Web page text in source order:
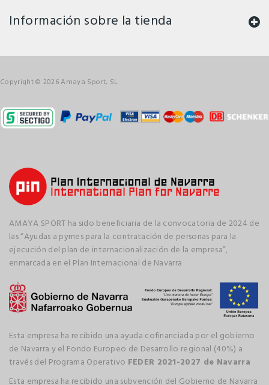
Información sobre la tienda
Copyright © 2026 Amaya Sport, SL
AMAYA SPORT ha sido beneficiaria de la convocatoria de 2024 de
las “Ayudas a pymes para la contratación de personas para la
ejecución del plan de internacionalización de la empresa”,
enmarcada en el Plan Internacional de Navarra
Esta empresa ha recibido una ayuda cofinanciada por el gobierno
de Navarra y el Fondo Europeo de Desarrollo regional (40%) a
través del Programa Operativo FEDER 2021-2027 de Navarra
Esta empresa ha recibido una subvención del Gobierno de Navarra